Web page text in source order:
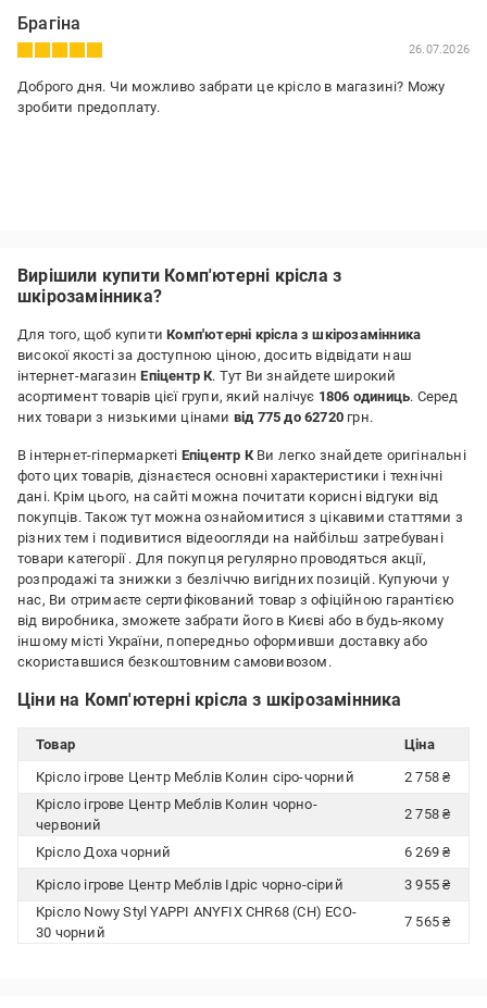
Брагіна
26.07.2026
Доброго дня. Чи можливо забрати це крісло в магазині? Можу
зробити предоплату.
Вирішили купити Комп'ютерні крісла з
шкірозамінника?
Для того, щоб купитиКомп'ютерні крісла з шкірозамінника
високої якості за доступною ціною, досить відвідати наш
інтернет-магазинЕпіцентр К. Тут Ви знайдете широкий
асортимент товарів цієї групи, який налічує 1806 одиниць. Серед
них товари з низькими цінами від 775 до 62720 грн.
В інтернет-гіпермаркеті Епіцентр КВи легко знайдете оригінальні
фото цих товарів, дізнаєтеся основні характеристики і технічні
дані. Крім цього, на сайті можна почитати корисні відгуки від
покупців. Також тут можна ознайомитися з цікавими статтями з
різних тем і подивитися відеоогляди на найбільш затребувані
товари категорії . Для покупця регулярно проводяться акції,
розпродажі та знижки з безліччю вигідних позицій. Купуючи у
нас, Ви отримаєте сертифікований товар з офіційною гарантією
від виробника, зможете забрати його в Києві або в будь-якому
іншому місті України, попередньо оформивши доставку або
скориставшися безкоштовним самовивозом.
Ціни на Комп'ютерні крісла з шкірозамінника
Товар
Ціна
Крісло ігрове Центр Меблів Колин сіро-чорний
2 758 ₴
Крісло ігрове Центр Меблів Колин чорно-
червоний
2 758 ₴
Крісло Доха чорний
6 269 ₴
Крісло ігрове Центр Меблів Ідріс чорно-сірий
3 955 ₴
Крісло Nowy Styl YAPPI ANYFIX CHR68 (CH) ECO-
30 чорний
7 565 ₴